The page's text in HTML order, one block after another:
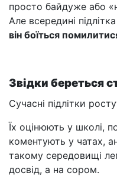
просто байдуже або
Але всередині
він боїться
Звідки береться
Сучасні підлітки
Їх оцінюють у школі,
коментують у чатах,
такому середовищі
досвід, а на сором.